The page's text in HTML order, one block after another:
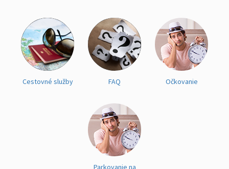
Cestovné služby FAQ Očkovanie
Parkovanie na